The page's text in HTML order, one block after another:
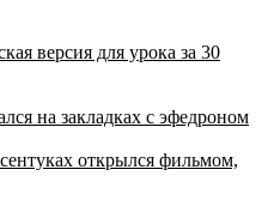
версия для урока за 30
на закладках с эфедроном
открылся фильмом,